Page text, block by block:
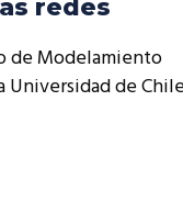
redes
de Modelamiento
Universidad de